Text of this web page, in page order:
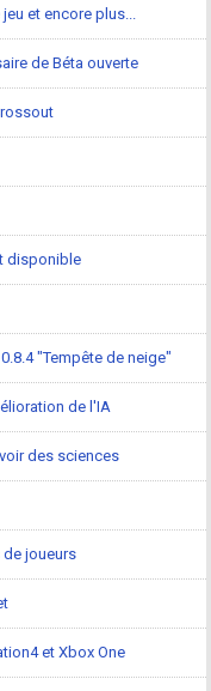
et encore plus...
de Béta ouverte
disponible
"Tempête de neige"
de l'IA
des sciences
joueurs
et Xbox One